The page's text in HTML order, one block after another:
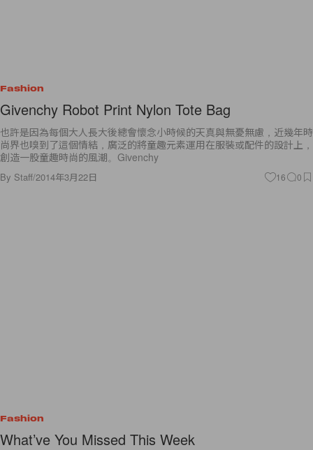
Fashion
Givenchy Robot Print Nylon Tote Bag
也許是因為每個大人長大後總會懷念小時候的天真與無憂無慮，近幾年時
尚界也嗅到了這個情結，廣泛的將童趣元素運用在服裝或配件的設計上，
創造一股童趣時尚的風潮。Givenchy
By Staff/2014年3月22日 16 0
Fashion
What’ve You Missed This Week